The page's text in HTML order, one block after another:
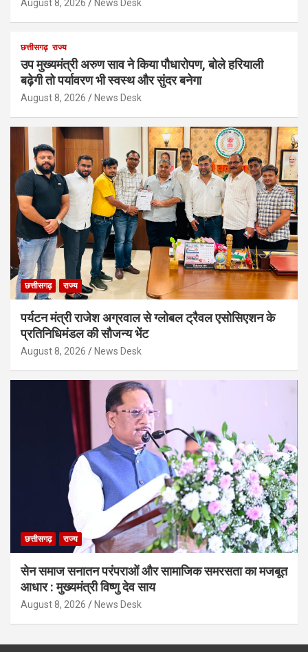
August 8, 2026 News Desk
छत्तीसगढ़ राज्य
उप मुख्यमंत्री अरुण साव ने किया पौधारोपण, बोले हरियाली
बढ़ेगी तो पर्यावरण भी स्वस्थ और सुंदर बनेगा
August 8, 2026 News Desk
छत्तीसगढ़ राज्य
पर्यटन मंत्री राजेश अग्रवाल से ग्लोबल ट्रैवल एसोसिएशन के
प्रतिनिधिमंडल की सौजन्य भेंट
August 8, 2026 News Desk
छत्तीसगढ़ राज्य
सेन समाज सनातन परंपराओं और सामाजिक समरसता का मजबूत
आधार : मुख्यमंत्री विष्णु देव साय
August 8, 2026 News Desk